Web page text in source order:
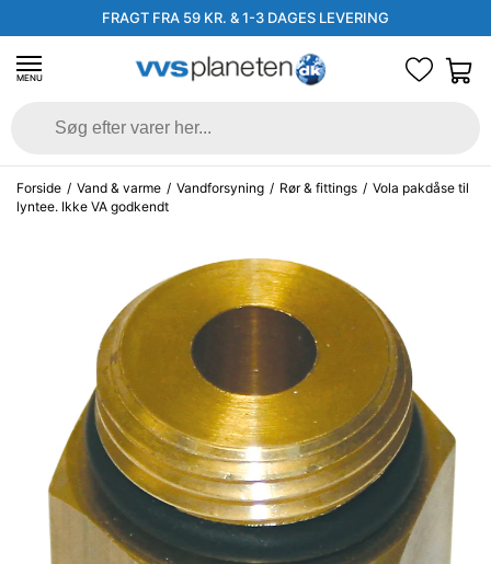
FRAGT FRA 59 KR. & 1-3 DAGES LEVERING
MENU
Forside / Vand & varme / Vandforsyning / Rør & fittings / Vola pakdåse til
lyntee. Ikke VA godkendt